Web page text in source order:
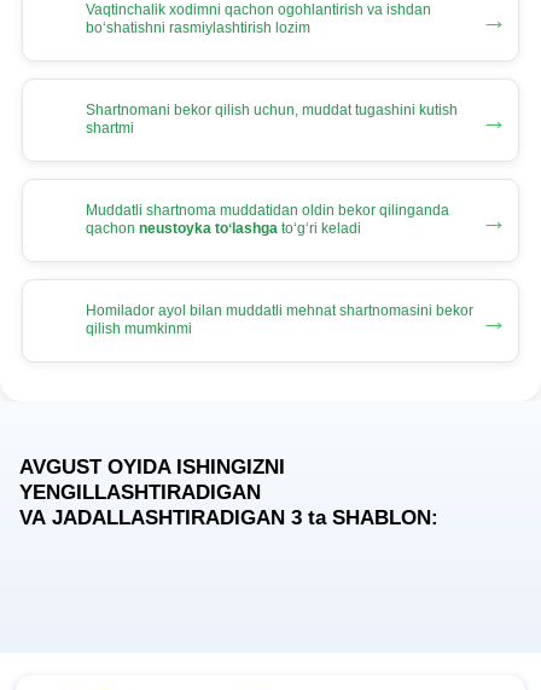
Vaqtinchalik хodimni qachon ogohlantirish va ishdan
boʻshatishni rasmiylashtirish lozim
→
Shartnomani bekor qilish uchun, muddat tugashini kutish
shartmi
→
Muddatli shartnoma muddatidan oldin bekor qilinganda
qachon neustoyka toʻlashga toʻgʻri keladi →
Homilador ayol bilan muddatli mehnat shartnomasini bekor
qilish mumkinmi
→
AVGUST OYIDA ISHINGIZNI
YENGILLASHTIRADIGAN
VA JADALLASHTIRADIGAN 3 taSHABLON: